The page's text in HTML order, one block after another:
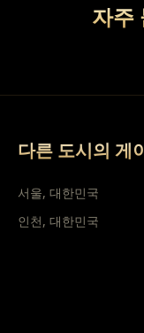
자주
다른 도시의 게
서울, 대한민국
인천, 대한민국